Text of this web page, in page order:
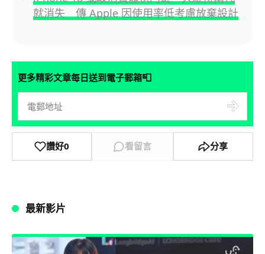
就消失 傳 Apple 因使用率低考慮放棄設計
更多精彩文章每日送到電子郵箱📮
讚好0 看留言 分享
最新影片